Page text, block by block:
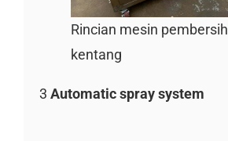
Rincian mesin pembersih
kentang
3 Automatic spray system